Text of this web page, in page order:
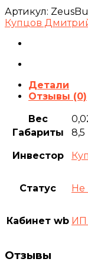
Артикул:
Купцов
Детали
Отзывы (0)
Вес
Габариты
8,5
Инвестор
Статус Не
Кабинет wb ИП
Отзывы